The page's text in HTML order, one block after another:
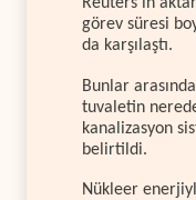
görev süresi
da karşılaştı.
Bunlar
tuvaletin
kanalizasyon
belirtildi.
Nükleer